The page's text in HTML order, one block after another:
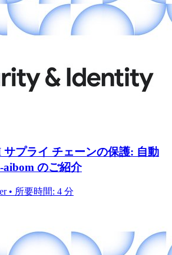
プライ チェーンの保護: 自動
のご紹介
• 所要時間: 4 分